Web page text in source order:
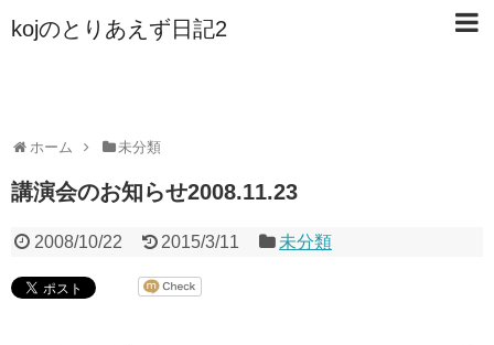
kojのとりあえず日記2
ホーム 未分類
講演会のお知らせ2008.11.23
2008/10/22 2015/3/11 未分類